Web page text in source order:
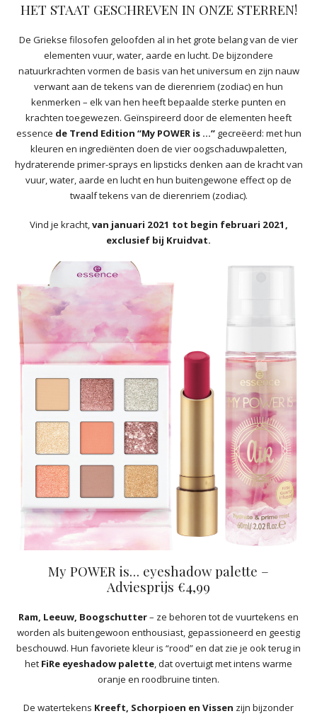
HET STAAT GESCHREVEN IN ONZE STERREN!
De Griekse filosofen geloofden al in het grote belang van de vier
elementen vuur, water, aarde en lucht. De bijzondere
natuurkrachten vormen de basis van het universum en zijn nauw
verwant aan de tekens van de dierenriem (zodiac) en hun
kenmerken – elk van hen heeft bepaalde sterke punten en
krachten toegewezen. Geïnspireerd door de elementen heeft
essence de Trend Edition “My POWER is …”gecreëerd: met hun
kleuren en ingrediënten doen de vier oogschaduwpaletten,
hydraterende primer-sprays en lipsticks denken aan de kracht van
vuur, water, aarde en lucht en hun buitengewone effect op de
twaalf tekens van de dierenriem (zodiac).
Vind je kracht,van januari 2021 tot begin februari 2021,
exclusief bij Kruidvat.
My POWER is… eyeshadow palette –
Adviesprijs €4,99
Ram, Leeuw, Boogschutter– ze behoren tot de vuurtekens en
worden als buitengewoon enthousiast, gepassioneerd en geestig
beschouwd. Hun favoriete kleur is “rood” en dat zie je ook terug in
het FiRe eyeshadow palette, dat overtuigt met intens warme
oranje en roodbruine tinten.
De watertekens Kreeft, Schorpioen en Vissen zijn bijzonder